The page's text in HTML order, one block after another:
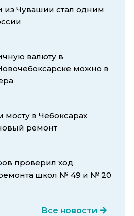
из Чувашии стал одним
валюту в
можно в
в Чебоксарах
ремонт
проверил ход
школ № 49 и № 20
Все новости